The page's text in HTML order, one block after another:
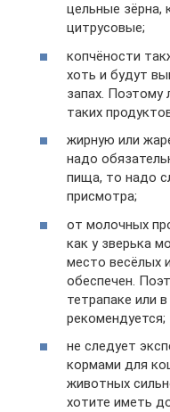
цельные зёрна,
цитрусовые;
копчёности
хоть и будут
запах. Поэтому
таких
жирную или
надо
пища, то надо
присмотра;
от молочных
как у зверька
место весёлых
обеспечен.
тетрапаке или
рекомендуется;
не следует
кормами для
животных
хотите иметь